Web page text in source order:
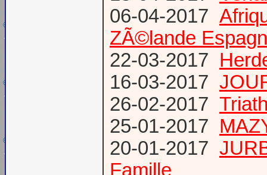
06-04-2017
ZÃ©lande
22-03-2017
16-03-2017
26-02-2017
25-01-2017
20-01-2017
Famille